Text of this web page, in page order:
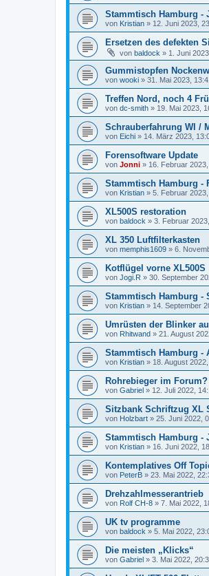
Stammtisch Hamburg -
von Kristian » 12. Juni 2023,
Ersetzen des defekten
von baldock » 1. Juni
Gummistopfen
von wooki » 31. Mai 2023,
Treffen Nord, noch 4
von dc-smith » 19. Mai 2023,
Schrauberfahrung WI /
von Eichi » 14. März 2023,
Forensoftware Update
von Jonni » 16. Februar
Stammtisch Hamburg -
von Kristian » 5. Februar
XL500S restoration
von baldock » 3. Februar
XL 350 Luftfilterkasten
von memphis1609 » 6.
Kotflügel vorne XL500S
von Jogi.R » 30. September
Stammtisch Hamburg -
von Kristian » 14. September
Umrüsten der Blinker
von Rhitwand » 21. August
Stammtisch Hamburg -
von Kristian » 18. August
Rohrebieger im Forum?
von Gabriel » 12. Juli 2022,
Sitzbank Schriftzug XL
von Holzbart » 25. Juni 2022,
Stammtisch Hamburg -
von Kristian » 16. Juni 2022,
Kontemplatives Off
von PeterB » 23. Mai 2022,
Drehzahlmesserantrieb
von Rolf CH-8 » 7. Mai 2022,
UK tv programme
von baldock » 5. Mai 2022,
Die meisten „Klicks“
von Gabriel » 3. Mai 2022,